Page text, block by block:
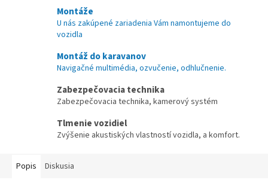
Montáže
U nás zakúpené zariadenia Vám namontujeme do
vozidla
Montáž do karavanov
Navigačné multimédia, ozvučenie, odhlučnenie.
Zabezpečovacia technika
Zabezpečovacia technika, kamerový systém
Tlmenie vozidiel
Zvýšenie akustiských vlastností vozidla, a komfort.
Popis Diskusia